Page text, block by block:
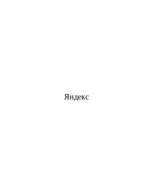
Яндекс